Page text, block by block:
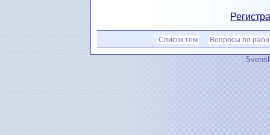
Список тем Вопросы по